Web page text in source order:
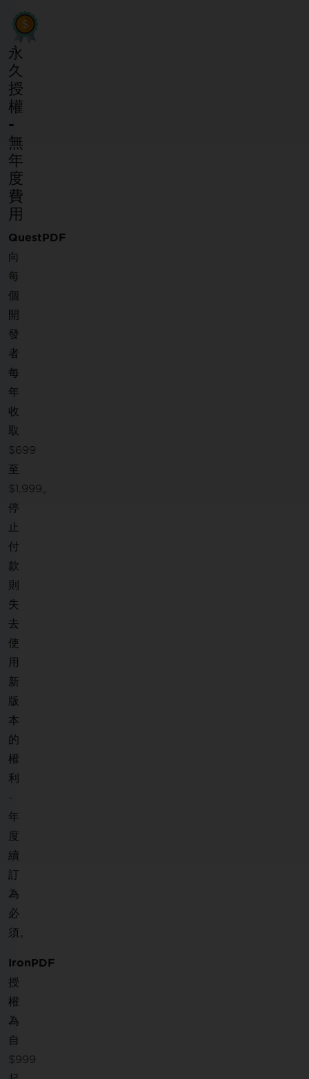
永
久
授
權
-
無
年
度
費
用
QuestPDF
向
每
個
開
發
者
每
年
收
取
$699
至
$1,999。
停
止
付
款
則
失
去
使
用
新
版
本
的
權
利
-
年
度
續
訂
為
必
須。
IronPDF
授
權
為
自
$999